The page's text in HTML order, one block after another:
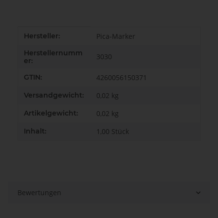
Produkteigenschaft
Wert
Hersteller: Pica-Marker
Herstellernumm
er:
3030
GTIN: 4260056150371
Versandgewicht: 0,02 kg
Artikelgewicht: 0,02 kg
Inhalt: 1,00 Stück
Bewertungen